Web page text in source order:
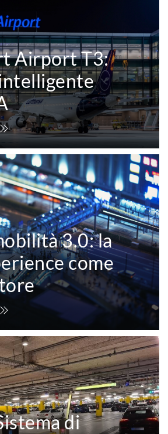
Airport T3:
3.0: la
come
di